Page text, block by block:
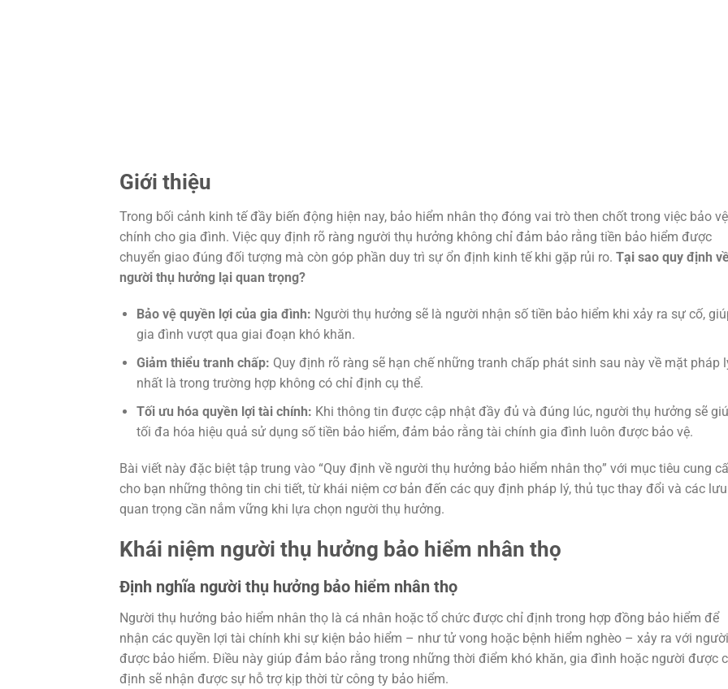
Giới thiệu
Trong bối cảnh kinh tế đầy biến động hiện nay, bảo hiểm nhân thọ đóng vai trò then chốt trong việc bảo
chính cho gia đình. Việc quy định rõ ràng người thụ hưởng không chỉ đảm bảo rằng tiền bảo hiểm được
chuyển giao đúng đối tượng mà còn góp phần duy trì sự ổn định kinh tế khi gặp rủi ro. Tại sao quy định
người thụ hưởng lại quan trọng?
Bảo vệ quyền lợi của gia đình: Người thụ hưởng sẽ là người nhận số tiền bảo hiểm khi xảy ra sự cố,
gia đình vượt qua giai đoạn khó khăn.
Giảm thiểu tranh chấp: Quy định rõ ràng sẽ hạn chế những tranh chấp phát sinh sau này về mặt pháp
nhất là trong trường hợp không có chỉ định cụ thể.
Tối ưu hóa quyền lợi tài chính: Khi thông tin được cập nhật đầy đủ và đúng lúc, người thụ hưởng sẽ
tối đa hóa hiệu quả sử dụng số tiền bảo hiểm, đảm bảo rằng tài chính gia đình luôn được bảo vệ.
Bài viết này đặc biệt tập trung vào “Quy định về người thụ hưởng bảo hiểm nhân thọ” với mục tiêu cung
cho bạn những thông tin chi tiết, từ khái niệm cơ bản đến các quy định pháp lý, thủ tục thay đổi và các
quan trọng cần nắm vững khi lựa chọn người thụ hưởng.
Khái niệm người thụ hưởng bảo hiểm nhân thọ
Định nghĩa người thụ hưởng bảo hiểm nhân thọ
Người thụ hưởng bảo hiểm nhân thọ là cá nhân hoặc tổ chức được chỉ định trong hợp đồng bảo hiểm để
nhận các quyền lợi tài chính khi sự kiện bảo hiểm – như tử vong hoặc bệnh hiểm nghèo – xảy ra với người
được bảo hiểm. Điều này giúp đảm bảo rằng trong những thời điểm khó khăn, gia đình hoặc người được
định sẽ nhận được sự hỗ trợ kịp thời từ công ty bảo hiểm.